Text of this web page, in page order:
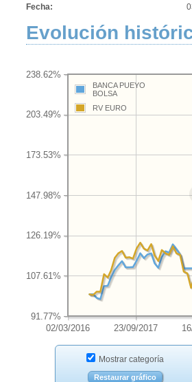
Fecha:
Evolución
02/03/2016 23/09/2017
91.77%
107.61%
126.19%
147.98%
173.53%
203.49%
238.62%
BANCA PUEYO
BOLSA
RV EURO
Mostrar categoría
Restaurar gráfico